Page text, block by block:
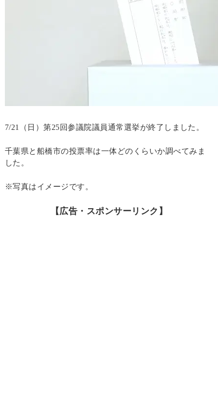
7/21（日）第25回参議院議員通常選挙が終了しました。
千葉県と船橋市の投票率は一体どのくらいか調べてみま
した。
※写真はイメージです。
【広告・スポンサーリンク】